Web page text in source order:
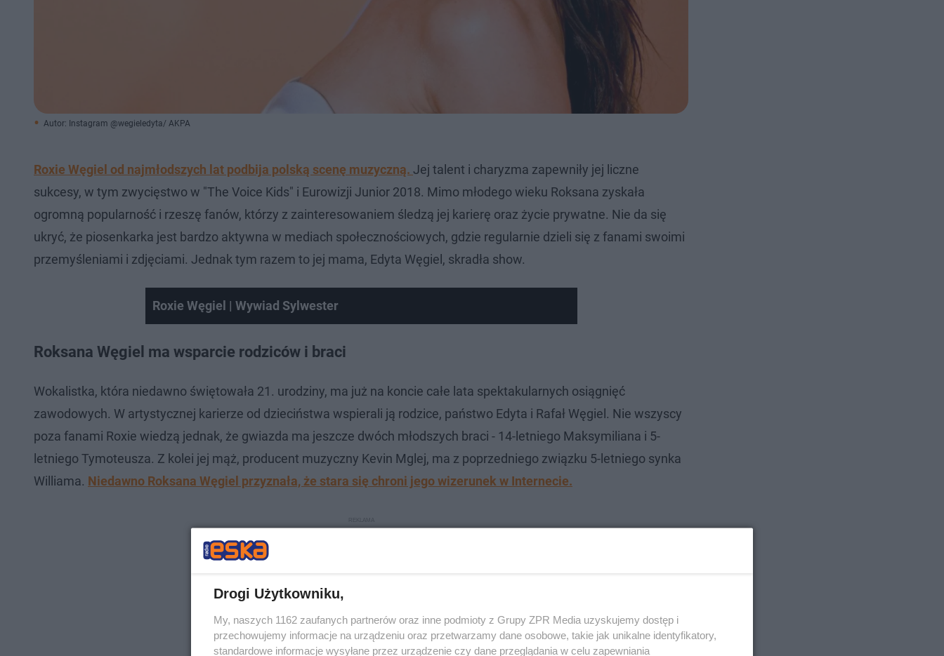
Autor: Instagram @wegieledyta/ AKPA
Roxie Węgiel od najmłodszych lat podbija polską scenę muzyczną. Jej talent i charyzma zapewniły jej liczne
sukcesy, w tym zwycięstwo w "The Voice Kids" i Eurowizji Junior 2018. Mimo młodego wieku Roksana zyskała
ogromną popularność i rzeszę fanów, którzy z zainteresowaniem śledzą jej karierę oraz życie prywatne. Nie da się
ukryć, że piosenkarka jest bardzo aktywna w mediach społecznościowych, gdzie regularnie dzieli się z fanami swoimi
przemyśleniami i zdjęciami. Jednak tym razem to jej mama, Edyta Węgiel, skradła show.
Roxie Węgiel | Wywiad Sylwester
Roksana Węgiel ma wsparcie rodziców i braci
Wokalistka, która niedawno świętowała 21. urodziny, ma już na koncie całe lata spektakularnych osiągnięć
zawodowych. W artystycznej karierze od dzieciństwa wspierali ją rodzice, państwo Edyta i Rafał Węgiel. Nie wszyscy
poza fanami Roxie wiedzą jednak, że gwiazda ma jeszcze dwóch młodszych braci - 14-letniego Maksymiliana i 5-
letniego Tymoteusza. Z kolei jej mąż, producent muzyczny Kevin Mglej, ma z poprzedniego związku 5-letniego synka
Williama. Niedawno Roksana Węgiel przyznała, że stara się chroni jego wizerunek w Internecie.
Drogi Użytkowniku,
My, naszych 1162 zaufanych partnerów oraz inne podmioty z Grupy ZPR Media uzyskujemy dostęp i
przechowujemy informacje na urządzeniu oraz przetwarzamy dane osobowe, takie jak unikalne identyfikatory,
standardowe informacje wysyłane przez urządzenie czy dane przeglądania w celu zapewniania